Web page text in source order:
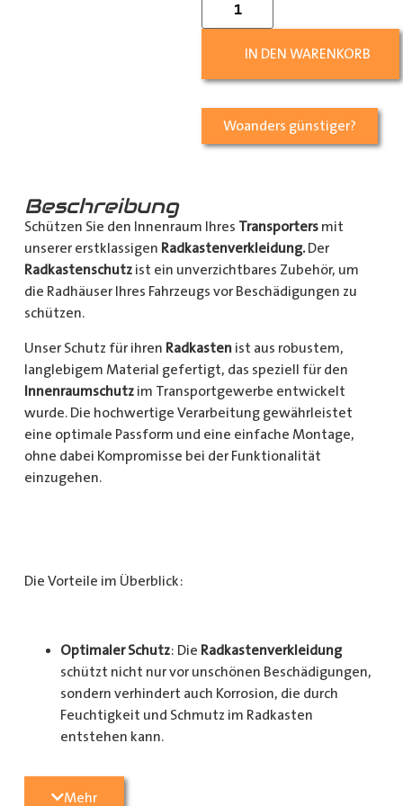
IN DEN WARENKORB
Woanders günstiger?
Beschreibung
Schützen Sie den Innenraum Ihres Transportersmit
unserer erstklassigen Radkastenverkleidung.Der
Radkastenschutzist ein unverzichtbares Zubehör, um
die Radhäuser Ihres Fahrzeugs vor Beschädigungen zu
schützen.
Unser Schutz für ihren Radkastenist aus robustem,
langlebigem Material gefertigt, das speziell für den
Innenraumschutzim Transportgewerbe entwickelt
wurde. Die hochwertige Verarbeitung gewährleistet
eine optimale Passform und eine einfache Montage,
ohne dabei Kompromisse bei der Funktionalität
einzugehen.
Die Vorteile im Überblick:
Optimaler Schutz: Die Radkastenverkleidung
schützt nicht nur vor unschönen Beschädigungen,
sondern verhindert auch Korrosion, die durch
Feuchtigkeit und Schmutz im Radkasten
entstehen kann.
Langlebigkeit
Mehr